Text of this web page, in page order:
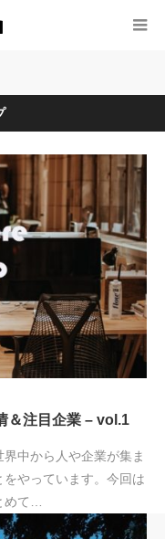
＆注目企業 – vol.1
中から人や企業が集ま
やっています。今回は
めて…